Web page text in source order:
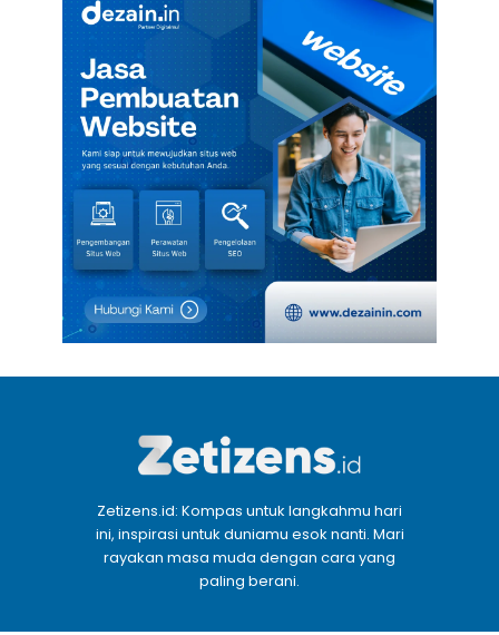
Zetizens.id: Kompas untuk langkahmu hari
ini, inspirasi untuk duniamu esok nanti. Mari
rayakan masa muda dengan cara yang
paling berani.